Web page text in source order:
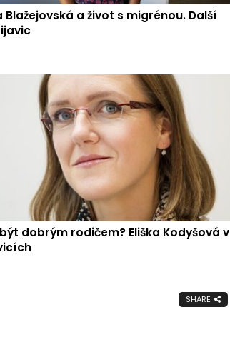
Blažejovská a život s migrénou. Další
dobrým rodičem? Eliška Kodyšová v
SHARE